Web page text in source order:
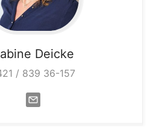
Deicke
/ 839 36-157